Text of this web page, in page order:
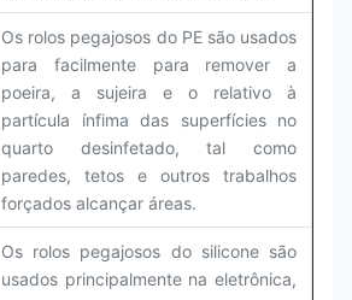
Os rolos pegajosos do PE são usados
para facilmente para remover a
poeira, a sujeira e o relativo à
partícula ínfima das superfícies no
quarto desinfetado, tal como
paredes, tetos e outros trabalhos
forçados alcançar áreas.
Os rolos pegajosos do silicone são
usados principalmente na eletrônica,